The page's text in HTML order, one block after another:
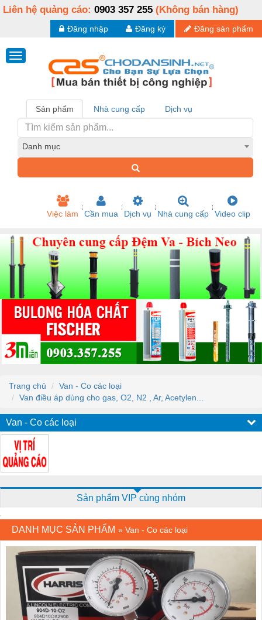
Liên hệ quảng cáo: 0903 357 255 (Không bán hàng)
Đăng sản phẩm
Đăng ký
Đăng nhập
Sản phẩm Nhà cung cấp Dịch vụ
Danh mục
Việc làm Cần mua Dịch vụ Nhà cung cấp Video clip
Trang chủ
Van - Co các loại
Van điều áp dùng cho gas, O2, N2 , Ar, Acetylen...
Van - Co các loại
Sản phẩm VIP cùng nhóm
DANH MỤC SẢN PHẨM » Van - Co các loại